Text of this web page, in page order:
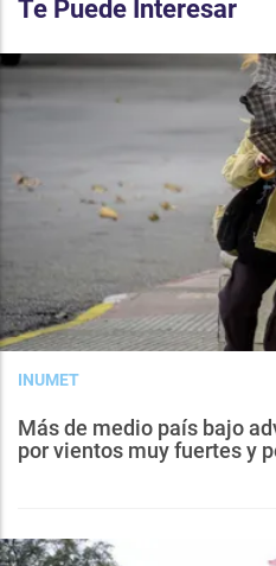
Te Puede Interesar
INUMET
Más de medio país bajo
por vientos muy fuertes y